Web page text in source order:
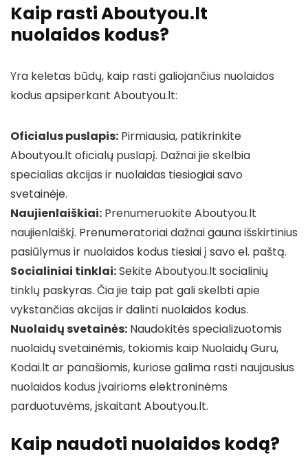
Kaip rasti Aboutyou.lt
nuolaidos kodus?
Yra keletas būdų, kaip rasti galiojančius nuolaidos
kodus apsiperkant Aboutyou.lt:
Oficialus puslapis: Pirmiausia, patikrinkite
Aboutyou.lt oficialų puslapį. Dažnai jie skelbia
specialias akcijas ir nuolaidas tiesiogiai savo
svetainėje.
Naujienlaiškiai: Prenumeruokite Aboutyou.lt
naujienlaiškį. Prenumeratoriai dažnai gauna išskirtinius
pasiūlymus ir nuolaidos kodus tiesiai į savo el. paštą.
Socialiniai tinklai:Sekite Aboutyou.lt socialinių
tinklų paskyras. Čia jie taip pat gali skelbti apie
vykstančias akcijas ir dalinti nuolaidos kodus.
Nuolaidų svetainės: Naudokitės specializuotomis
nuolaidų svetainėmis, tokiomis kaip Nuolaidų Guru,
Kodai.lt ar panašiomis, kuriose galima rasti naujausius
nuolaidos kodus įvairioms elektroninėms
parduotuvėms, įskaitant Aboutyou.lt.
Kaip naudoti nuolaidos kodą?